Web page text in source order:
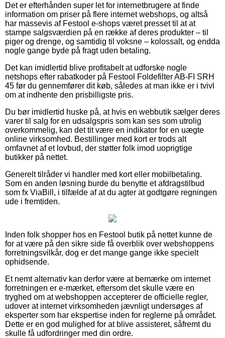
Det er efterhånden super let for internetbrugere at finde
information om priser på flere internet webshops, og altså
har massevis af Festool e-shops været presset til at at
stampe salgsværdien på en række af deres produkter – til
piger og drenge, og samtidig til voksne – kolossalt, og endda
nogle gange byde på fragt uden betaling.
Det kan imidlertid blive profitabelt at udforske nogle
netshops efter rabatkoder på Festool Foldefilter AB-FI SRH
45 før du gennemfører dit køb, således at man ikke er i tvivl
om at indhente den prisbilligste pris.
Du bør imidlertid huske på, at hvis en webbutik sælger deres
varer til salg for en udsalgspris som kan ses som utrolig
overkommelig, kan det tit være en indikator for en uægte
online virksomhed. Bestillinger med kort er trods alt
omfavnet af et lovbud, der støtter folk imod uoprigtige
butikker på nettet.
Generelt tilråder vi handler med kort eller mobilbetaling.
Som en anden løsning burde du benytte et afdragstilbud
som fx ViaBill, i tilfælde af at du agter at godtgøre regningen
ude i fremtiden.
Inden folk shopper hos en Festool butik på nettet kunne de
for at være på den sikre side få overblik over webshoppens
forretningsvilkår, dog er det mange gange ikke specielt
ophidsende.
Et nemt alternativ kan derfor være at bemærke om internet
forretningen er e-mærket, eftersom det skulle være en
tryghed om at webshoppen accepterer de officielle regler,
udover at internet virksomheden jævnligt undersøges af
eksperter som har ekspertise inden for reglerne på området.
Dette er en god mulighed for at blive assisteret, såfremt du
skulle få udfordringer med din ordre.